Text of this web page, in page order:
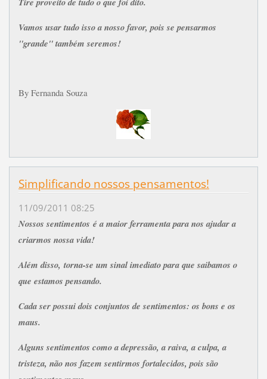
Vamos usar tudo isso a nosso favor, pois se pensarmos
"grande" também seremos!
By Fernanda Souza
Simplificando nossos pensamentos!
11/09/2011 08:25
Nossos sentimentos é a maior ferramenta para nos ajudar a
criarmos nossa vida!
Além disso, torna-se um sinal imediato para que saibamos o
que estamos pensando.
Cada ser possui dois conjuntos de sentimentos: os bons e os
maus.
Alguns sentimentos como a depressão, a raiva, a culpa, a
tristeza, não nos fazem sentirmos fortalecidos, pois são